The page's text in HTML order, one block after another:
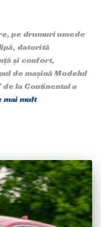
pe drumuri umede
datorită
și confort,
de mașină Modelul
de la Continental a
mai mult